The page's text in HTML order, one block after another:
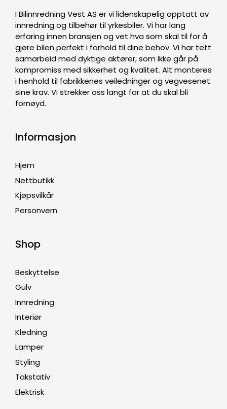
I Bilinnredning Vest AS er vi lidenskapelig opptatt av
innredning og tilbehør til yrkesbiler. Vi har lang
erfaring innen bransjen og vet hva som skal til for å
gjøre bilen perfekt i forhold til dine behov. Vi har tett
samarbeid med dyktige aktører, som ikke går på
kompromiss med sikkerhet og kvalitet. Alt monteres
i henhold til fabrikkenes veiledninger og vegvesenet
sine krav. Vi strekker oss langt for at du skal bli
fornøyd.
Informasjon
Hjem
Nettbutikk
Kjøpsvilkår
Personvern
Shop
Beskyttelse
Gulv
Innredning
Interiør
Kledning
Lamper
Styling
Takstativ
Elektrisk